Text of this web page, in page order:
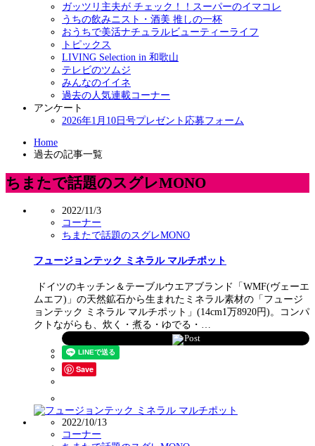
ガッツリ主夫が チェック！！スーパーのイマコレ
うちの飲みニスト・酒美 推しの一杯
おうちで美活ナチュラルビューティーライフ
トピックス
LIVING Selection in 和歌山
テレビのツムジ
みんなのイイネ
過去の人気連載コーナー
アンケート
2026年1月10日号プレゼント応募フォーム
Home
過去の記事一覧
ちまたで話題のスグレMONO
2022/11/3
コーナー
ちまたで話題のスグレMONO
フュージョンテック ミネラル マルチポット
ドイツのキッチン＆テーブルウエアブランド「WMF(ヴェーエ
ムエフ)」の天然鉱石から生まれたミネラル素材の「フュージ
ョンテック ミネラル マルチポット」(14cm1万8920円)。コンパ
クトながらも、炊く・煮る・ゆでる・…
Post
Save
2022/10/13
コーナー